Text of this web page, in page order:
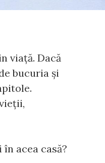
viaţă. Dacă
bucuria şi
acea casă?